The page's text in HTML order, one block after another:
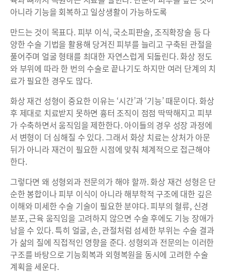
아니라 기능을 회복하고 일상생활이 가능하도록
만드는 것이 목표다. 피부 이식, 국소피판술, 조직확장술 등 다
양한 수술 기법을 활용해 당겨진 피부를 늘리고 구축된 관절을
풀어주며 얼굴 형태를 최대한 자연스럽게 되돌린다. 화상 정도
와 부위에 따라 한 번의 수술로 끝나기도 하지만 여러 단계의 치
료가 필요한 경우도 많다.
화상 재건 성형이 중요한 이유는 ‘시간’과 ‘기능’ 때문이다. 화상
후 제대로 치료받지 못하면 흉터 조직이 점점 딱딱해지고 피부
가 수축하면서 움직임을 제한한다. 아이들의 경우 성장 과정에
서 변형이 더 심해질 수 있다. 그래서 화상 치료는 상처가 아문
뒤가 아니라 재건이 필요한 시점에 맞춰 체계적으로 접근해야
한다.
그렇다면 왜 성형외과 전문의가 해야 할까. 화상 재건 성형은 단
순한 봉합이나 피부 이식이 아니라 해부학적 구조에 대한 깊은
이해와 미세한 수술 기술이 필요한 분야다. 피부의 혈류, 신경
분포, 근육 움직임을 고려하지 않으면 수술 후에도 기능 장애가
남을 수 있다. 특히 얼굴, 손, 관절처럼 섬세한 부위는 수술 결과
가 삶의 질에 직접적인 영향을 준다. 성형외과 전문의는 이러한
구조를 바탕으로 기능회복과 외형복원을 동시에 고려한 수술
계획을 세운다.